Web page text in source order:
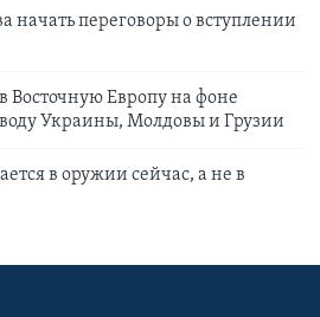
начать переговоры о вступлении
Восточную Европу на фоне
Украины, Молдовы и Грузии
в оружии сейчас, а не в